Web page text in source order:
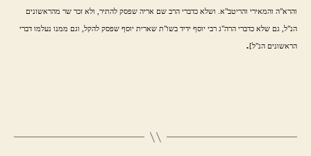
והרא"ה והמאירי והריטב"א. ושלא כדברי הרב שם אריה שפסק להתיר, ולא זכר שר מהראשונים
הנ"ל, גם שלא כדברי הרה"ג רבי יוסף ידיד בשו"ת שארית יוסף שפסק להקל, וגם ממנו נעלמו דברי
הראשונים הנ"ל].